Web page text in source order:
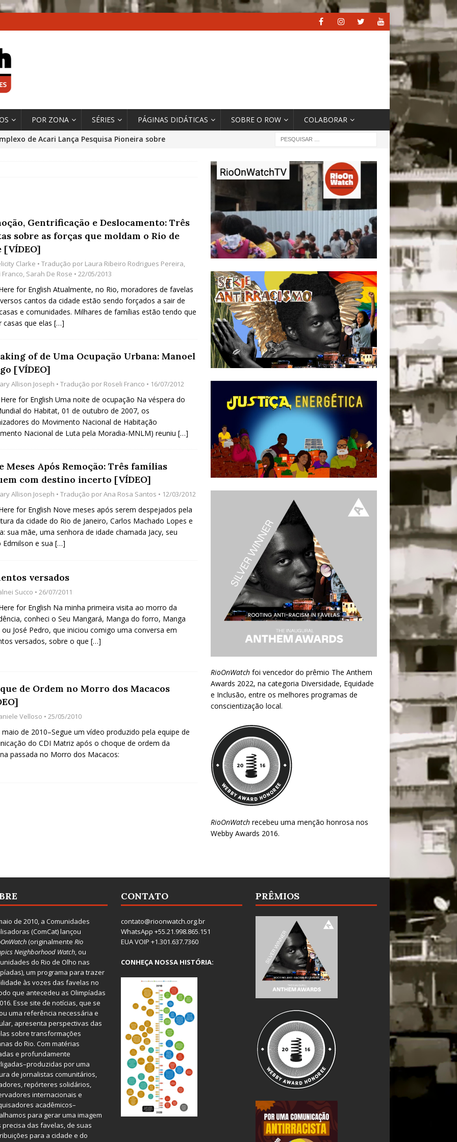
POR ZONA SÉRIES PÁGINAS DIDÁTICAS SOBRE O ROW COLABORAR
de Acari Lança Pesquisa Pioneira sobre
Cidades
*DESTAQUE
Começou com uma Praça em Ramos [OPINIÃO]
Agroecológico com os Povos das Águas Reúne
e Inauguração da Feira da Praia do Remanso
COBERTURA DE EVENTOS
Fluminenses, Cronicamente Abandonados,
Gentrificação e Deslocamento: Três
sobre as forças que moldam o Rio de
[VÍDEO]
Clarke • Tradução por Laura Ribeiro Rodrigues Pereira,
Franco, Sarah De Rose • 22/05/2013
for English Atualmente, no Rio, moradores de favelas
cantos da cidade estão sendo forçados a sair de
e comunidades. Milhares de famílias estão tendo que
casas que elas […]
of de Uma Ocupação Urbana: Manoel
[VÍDEO]
Allison Joseph • Tradução por Roseli Franco • 16/07/2012
for English Uma noite de ocupação Na véspera do
do Habitat, 01 de outubro de 2007, os
do Movimento Nacional de Habitação
Nacional de Luta pela Moradia-MNLM) reuniu […]
Meses Após Remoção: Três famílias
com destino incerto [VÍDEO]
Allison Joseph • Tradução porAna Rosa Santos • 12/03/2012
for English Nove meses após serem despejados pela
da cidade do Rio de Janeiro, Carlos Machado Lopes e
sua mãe, uma senhora de idade chamada Jacy, seu
Edmilson e sua […]
versados
Succo • 26/07/2011
for English Na minha primeira visita ao morro da
conheci o Seu Mangará, Manga do forro, Manga
ou José Pedro, que iniciou comigo uma conversa em
versados, sobre o que […]
de Ordem no Morro dos Macacos
Velloso • 25/05/2010
maio de 2010–Segue um vídeo produzido pela equipe de
do CDI Matriz após o choque de ordem da
passada no Morro dos Macacos:
RioOnWatchfoi vencedor do prêmio The Anthem
Awards 2022, na categoria Diversidade, Equidade
e Inclusão, entre os melhores programas de
conscientização local.
RioOnWatchrecebeu uma menção honrosa nos
Webby Awards 2016.
de 2010, a Comunidades
(ComCat) lançou
(originalmente Rio
Neighborhood Watch, ou
do Rio de Olho nas
um programa para trazer
às vozes das favelas no
que antecedeu as Olimpíadas
Esse site de notícias, que se
uma referência necessária e
apresenta perspectivas das
sobre transformações
do Rio. Com matérias
e profundamente
por uma
de jornalistas comunitários,
repórteres solidários,
internacionais e
acadêmicos–
para gerar uma imagem
precisa das favelas, de suas
para a cidade e do
CONTATO
contato@rioonwatch.org.br
WhatsApp +55.21.998.865.151
EUA VOIP +1.301.637.7360
CONHEÇA NOSSA HISTÓRIA:
PRÊMIOS